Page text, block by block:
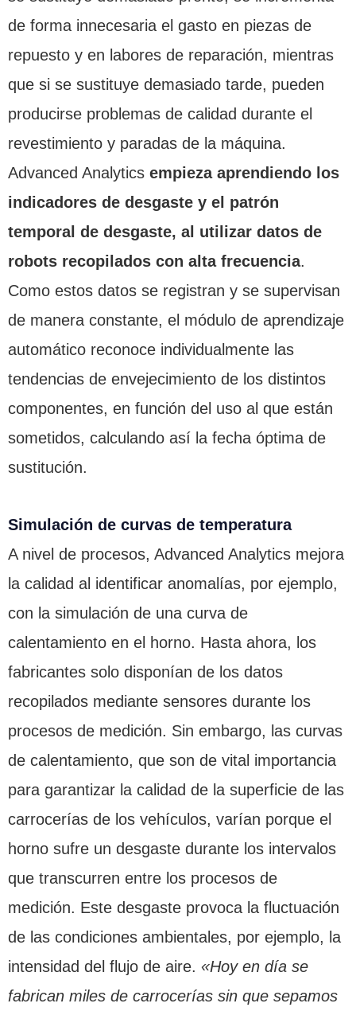
de forma innecesaria el gasto en piezas de
repuesto y en labores de reparación, mientras
que si se sustituye demasiado tarde, pueden
producirse problemas de calidad durante el
revestimiento y paradas de la máquina.
Advanced Analytics empieza aprendiendo los
indicadores de desgaste y el patrón
temporal de desgaste, al utilizar datos de
robots recopilados con alta frecuencia.
Como estos datos se registran y se supervisan
de manera constante, el módulo de aprendizaje
automático reconoce individualmente las
tendencias de envejecimiento de los distintos
componentes, en función del uso al que están
sometidos, calculando así la fecha óptima de
sustitución.
Simulación de curvas de temperatura
A nivel de procesos, Advanced Analytics mejora
la calidad al identificar anomalías, por ejemplo,
con la simulación de una curva de
calentamiento en el horno. Hasta ahora, los
fabricantes solo disponían de los datos
recopilados mediante sensores durante los
procesos de medición. Sin embargo, las curvas
de calentamiento, que son de vital importancia
para garantizar la calidad de la superficie de las
carrocerías de los vehículos, varían porque el
horno sufre un desgaste durante los intervalos
que transcurren entre los procesos de
medición. Este desgaste provoca la fluctuación
de las condiciones ambientales, por ejemplo, la
intensidad del flujo de aire. «Hoy en día se
fabrican miles de carrocerías sin que sepamos